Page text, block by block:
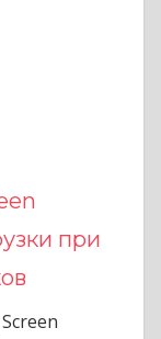
при